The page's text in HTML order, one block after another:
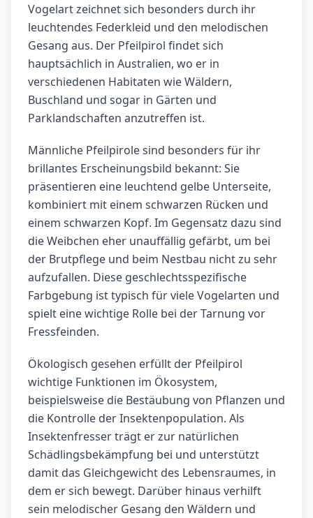
Vogelart zeichnet sich besonders durch ihr
leuchtendes Federkleid und den melodischen
Gesang aus. Der Pfeilpirol findet sich
hauptsächlich in Australien, wo er in
verschiedenen Habitaten wie Wäldern,
Buschland und sogar in Gärten und
Parklandschaften anzutreffen ist.
Männliche Pfeilpirole sind besonders für ihr
brillantes Erscheinungsbild bekannt: Sie
präsentieren eine leuchtend gelbe Unterseite,
kombiniert mit einem schwarzen Rücken und
einem schwarzen Kopf. Im Gegensatz dazu sind
die Weibchen eher unauffällig gefärbt, um bei
der Brutpflege und beim Nestbau nicht zu sehr
aufzufallen. Diese geschlechtsspezifische
Farbgebung ist typisch für viele Vogelarten und
spielt eine wichtige Rolle bei der Tarnung vor
Fressfeinden.
Ökologisch gesehen erfüllt der Pfeilpirol
wichtige Funktionen im Ökosystem,
beispielsweise die Bestäubung von Pflanzen und
die Kontrolle der Insektenpopulation. Als
Insektenfresser trägt er zur natürlichen
Schädlingsbekämpfung bei und unterstützt
damit das Gleichgewicht des Lebensraumes, in
dem er sich bewegt. Darüber hinaus verhilft
sein melodischer Gesang den Wäldern und